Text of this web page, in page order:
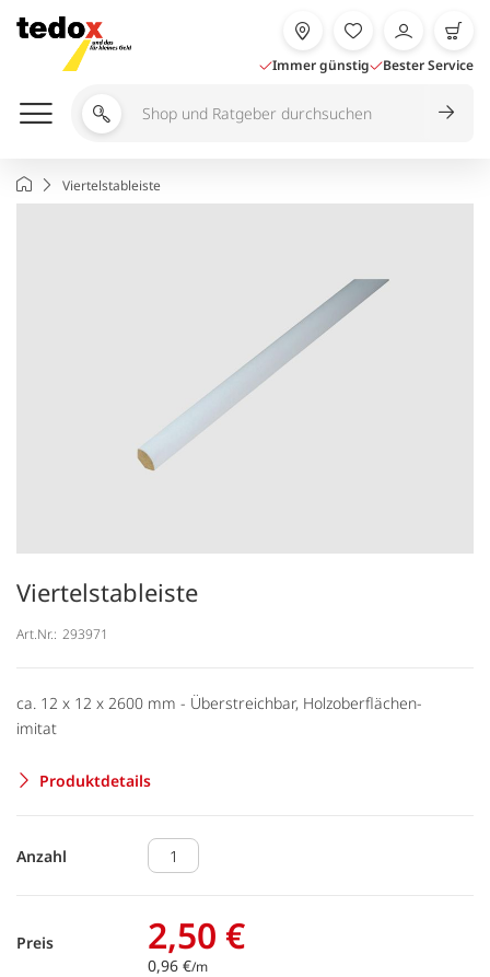
Inhalt
springen
Immer günstig Bester Service
Shop
durchsuchen
StartseiteViertelstableiste
Viertelstableiste
Art.Nr.: 293971
ca. 12 x 12 x 2600 mm - Überstreichbar, Holzoberflächen-
imitat
Produktdetails
Anzahl
Preis 2,50 €
0,96 €/m